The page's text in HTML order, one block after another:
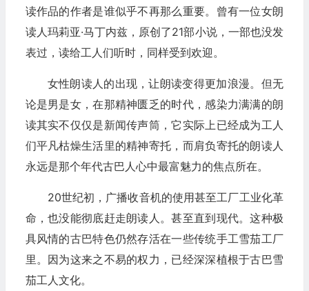
读作品的作者是谁似乎不再那么重要。曾有一位女朗
读人玛莉亚·马丁内兹，原创了21部小说，一部也没发
表过，读给工人们听时，同样受到欢迎。
女性朗读人的出现，让朗读变得更加浪漫。但无
论是男是女，在那精神匮乏的时代，感染力满满的朗
读其实不仅仅是新闻传声筒，它实际上已经成为工人
们平凡枯燥生活里的精神寄托，而肩负寄托的朗读人
永远是那个年代古巴人心中最富魅力的焦点所在。
20世纪初，广播收音机的使用甚至工厂工业化革
命，也没能彻底赶走朗读人。甚至直到现代。这种极
具风情的古巴特色仍然存活在一些传统手工雪茄工厂
里。因为这来之不易的权力，已经深深植根于古巴雪
茄工人文化。